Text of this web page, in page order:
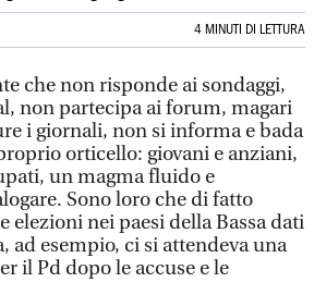
4 MINUTI DI LETTURA
che non risponde ai sondaggi,
non partecipa ai forum, magari
i giornali, non si informa e bada
orticello: giovani e anziani,
un magma fluido e
Sono loro che di fatto
elezioni nei paesi della Bassa dati
ad esempio, ci si attendeva una
il Pd dopo le accuse e le